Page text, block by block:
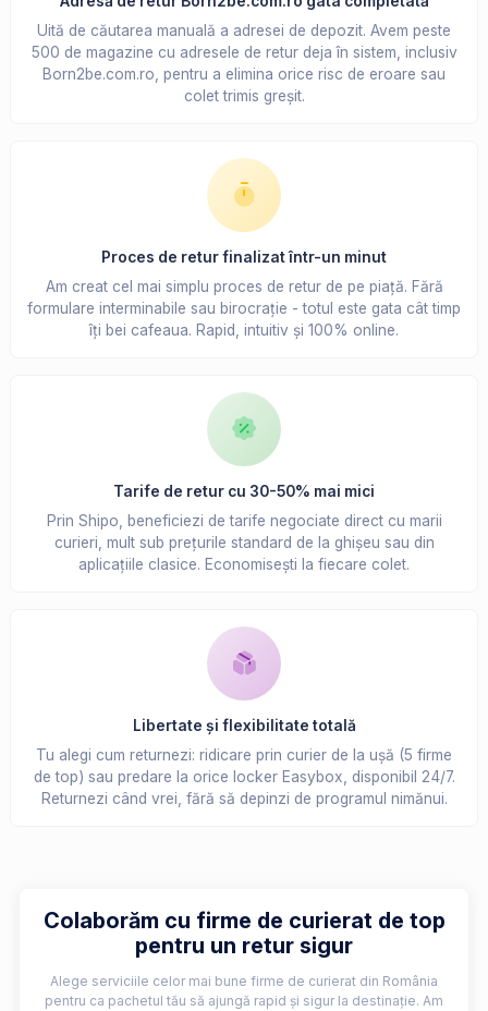
Uită de căutarea manuală a adresei de depozit. Avem peste
500 de magazine cu adresele de retur deja în sistem, inclusiv
Born2be.com.ro, pentru a elimina orice risc de eroare sau
colet trimis greșit.
Proces de retur finalizat într-un minut
Am creat cel mai simplu proces de retur de pe piață. Fără
formulare interminabile sau birocrație - totul este gata cât timp
îți bei cafeaua. Rapid, intuitiv și 100% online.
Tarife de retur cu 30-50% mai mici
Prin Shipo, beneficiezi de tarife negociate direct cu marii
curieri, mult sub prețurile standard de la ghișeu sau din
aplicațiile clasice. Economisești la fiecare colet.
Libertate și flexibilitate totală
Tu alegi cum returnezi: ridicare prin curier de la ușă (5 firme
de top) sau predare la orice locker Easybox, disponibil 24/7.
Returnezi când vrei, fără să depinzi de programul nimănui.
Colaborăm cu firme de curierat de top
pentru un retur sigur
Alege serviciile celor mai bune firme de curierat din România
pentru ca pachetul tău să ajungă rapid și sigur la destinație. Am